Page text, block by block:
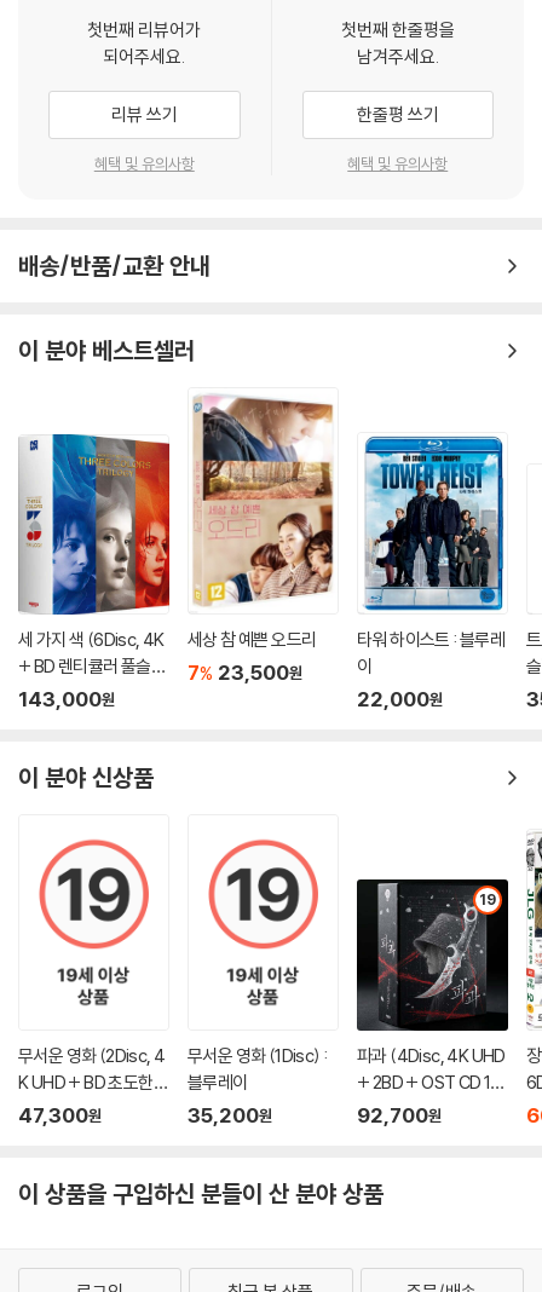
“많은 시간이 흐른 뒤에야 새로 시작하는 기분이야.”
첫번째 리뷰어가
되어주세요.
리뷰 쓰기
혜택 및 유의사항
첫번째 한줄평을
남겨주세요.
한줄평 쓰기
혜택 및 유의사항
배송/반품/교환 안내
이 분야 베스트셀러
세 가지 색 (6Disc, 4K
+ BD 렌티큘러 풀슬립
트릴로지 박스 한정판)
143,000원
세상 참 예쁜 오드리
7% 23,500원
타워 하이스트 : 블루레
이
22,000원
이
이 분야 신상품
무서운 영화 (2Disc, 4
K UHD + BD 초도한정
슬립케이스) : 블루레
47,300원
무서운 영화 (1Disc) :
블루레이
35,200원
19
파과 (4Disc, 4K UHD
+ 2BD + OST CD 15
00장 한정 스틸북 한정
92,700원
이 상품을 구입하신 분들이 산 분야 상품